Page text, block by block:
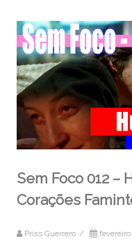
Sem Foco 012 –
Corações
Priss Guerrero / fevereiro